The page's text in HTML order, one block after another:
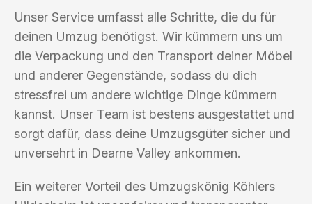
Unser Service umfasst alle Schritte, die du für
deinen Umzug benötigst. Wir kümmern uns um
die Verpackung und den Transport deiner Möbel
und anderer Gegenstände, sodass du dich
stressfrei um andere wichtige Dinge kümmern
kannst. Unser Team ist bestens ausgestattet und
sorgt dafür, dass deine Umzugsgüter sicher und
unversehrt in Dearne Valley ankommen.
Ein weiterer Vorteil des Umzugskönig Köhlers